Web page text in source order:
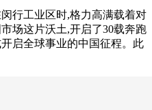
行工业区时,格力高满载着对
场这片沃土,开启了30载奔跑
启全球事业的中国征程。此